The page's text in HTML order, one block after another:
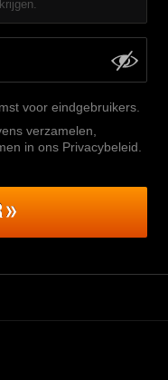
voor eindgebruikers
verzamelen,
in ons Privacybeleid